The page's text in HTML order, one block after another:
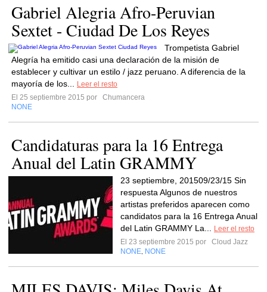
Gabriel Alegria Afro-Peruvian
Sextet - Ciudad De Los Reyes
Trompetista Gabriel
Alegría ha emitido casi una declaración de la misión de
establecer y cultivar un estilo / jazz peruano. A diferencia de la
mayoría de los...
Leer el resto
El 25 septiembre 2015 por
Chumancera
NONE
Candidaturas para la 16 Entrega
Anual del Latin GRAMMY
23 septiembre, 201509/23/15 Sin
respuesta Algunos de nuestros
artistas preferidos aparecen como
candidatos para la 16 Entrega Anual
del Latin GRAMMY La...
Leer el resto
El 23 septiembre 2015 por
Cloud Jazz
NONE NONE